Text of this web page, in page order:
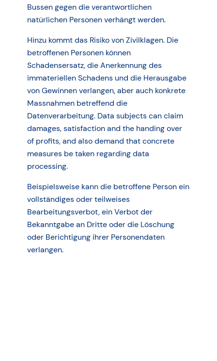
Bussen gegen die verantwortlichen
natürlichen Personen verhängt werden.
Hinzu kommt das Risiko von Zivilklagen. Die
betroffenen Personen können
Schadensersatz, die Anerkennung des
immateriellen Schadens und die Herausgabe
von Gewinnen verlangen, aber auch konkrete
Massnahmen betreffend die
Datenverarbeitung. Data subjects can claim
damages, satisfaction and the handing over
of profits, and also demand that concrete
measures be taken regarding data
processing.
Beispielsweise kann die betroffene Person ein
vollständiges oder teilweises
Bearbeitungsverbot, ein Verbot der
Bekanntgabe an Dritte oder die Löschung
oder Berichtigung ihrer Personendaten
verlangen.